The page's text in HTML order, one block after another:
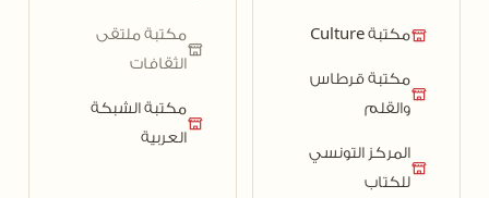
مكتبة Culture
مكتبة قرطاس
والقلم
المركز التونسي
للكتاب
مكتبة ملتقى
الثقافات
مكتبة الشبكة
العربية